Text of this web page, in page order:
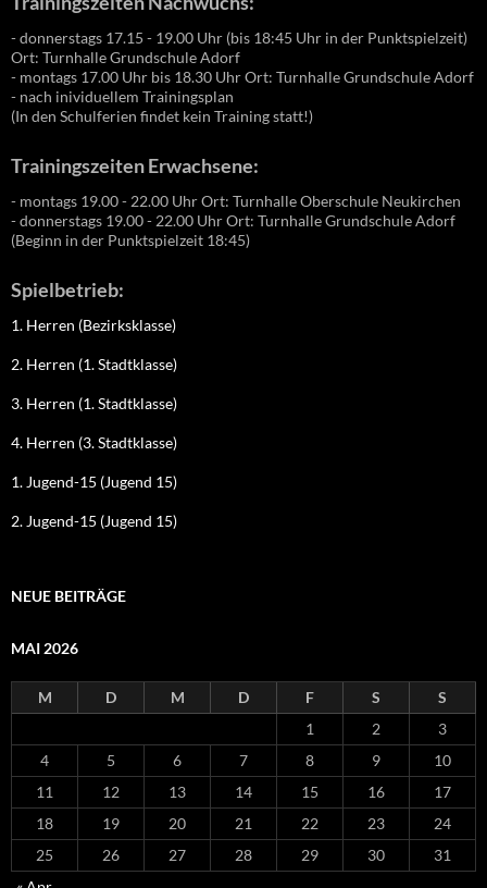
- donnerstags 17.15 - 19.00 Uhr (bis 18:45 Uhr in der Punktspielzeit)
Ort: Turnhalle Grundschule Adorf
- montags 17.00 Uhr bis 18.30 Uhr Ort: Turnhalle Grundschule Adorf
- nach inividuellem Trainingsplan
(In den Schulferien findet kein Training statt!)
Trainingszeiten Erwachsene:
- montags 19.00 - 22.00 Uhr Ort: Turnhalle Oberschule Neukirchen
- donnerstags 19.00 - 22.00 Uhr Ort: Turnhalle Grundschule Adorf
(Beginn in der Punktspielzeit 18:45)
Spielbetrieb:
1. Herren (Bezirksklasse)
2. Herren (1. Stadtklasse)
3. Herren (1. Stadtklasse)
4. Herren (3. Stadtklasse)
1. Jugend-15 (Jugend 15)
2. Jugend-15 (Jugend 15)
NEUE BEITRÄGE
MAI 2026
M D M D F S
S
1
2
3
4
5 6 7 8 9
10
11
12 13 14 15 16
17
18
19 20 21 22 23
24
25
26 27 28 29 30
31